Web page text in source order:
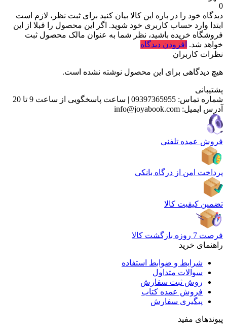
0
دیدگاه خود را در باره این کالا بیان کنید برای ثبت نظر، لازم است
ابتدا وارد حساب کاربری خود شوید. اگر این محصول را قبلا از این
فروشگاه خریده باشید، نظر شما به عنوان مالک محصول ثبت
خواهد شد. افزودن دیدگاه
نظرات کاربران
هیچ دیدگاهی برای این محصول نوشته نشده است.
پشتیبانی
شماره تماس: 09397365955
| ساعت پاسخگویی از ساعت 9 تا 20
آدرس ایمیل: info@joyabook.com
فروش عمده تلفنی
پرداخت امن از درگاه بانکی
تضمین کیفیت کالا
فرصت 7 روزه بازگشت کالا
راهنمای خرید
شرایط و ضوابط استفاده
سوالات متداول
روش ثبت سفارش
فروش عمده کتاب
پیگیری سفارش
پیوندهای مفید